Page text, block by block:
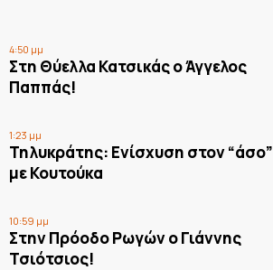
4:50 μμ
Στη Θύελλα Κατσικάς ο Άγγελος
Παππάς!
1:23 μμ
Τηλυκράτης: Ενίσχυση στον “άσο”
με Κουτούκα
10:59 μμ
Στην Πρόοδο Ρωγών ο Γιάννης
Τσιότσιος!